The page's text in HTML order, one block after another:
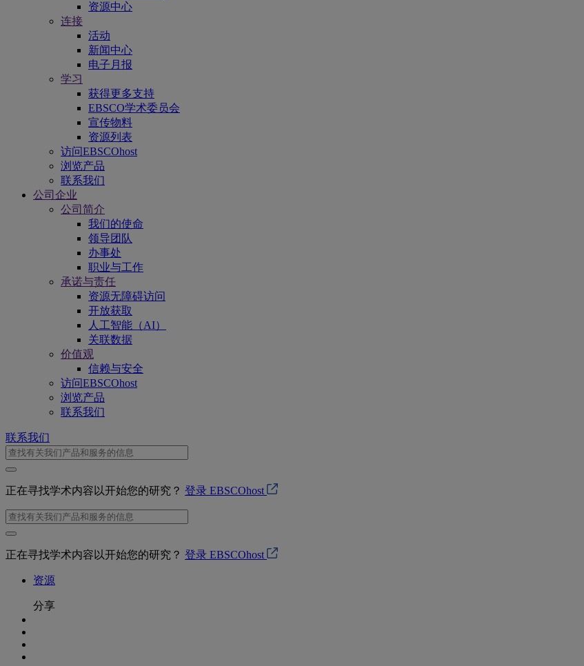
资源中心
连接
活动
新闻中心
电子月报
学习
获得更多支持
EBSCO学术委员会
宣传物料
资源列表
访问EBSCOhost
浏览产品
联系我们
公司企业
公司简介
我们的使命
领导团队
办事处
职业与工作
承诺与责任
资源无障碍访问
开放获取
人工智能（AI）
关联数据
价值观
信赖与安全
访问EBSCOhost
浏览产品
联系我们
联系我们
正在寻找学术内容以开始您的研究？ 登录 EBSCOhost
正在寻找学术内容以开始您的研究？ 登录 EBSCOhost
资源
分享